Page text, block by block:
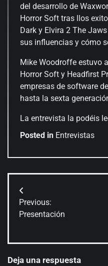
del desarrollo de
Horror Soft tras llos
Dark y Elvira 2 The
sus influencias y cómo
Mike Woodroffe estuvo
Horror Soft y Headfirst
empresas de software
hasta la sexta
La entrevista la podéis
Posted in Entrevistas
Navegación
de
Previous:
Presentación
Deja una respuesta